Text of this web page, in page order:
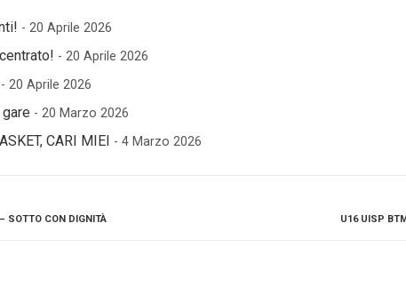
- 20 Aprile 2026
- 20 Aprile 2026
- 20 Aprile 2026
- 20 Marzo 2026
CARI MIEI - 4 Marzo 2026
SOTTO CON DIGNITÀ
U16 UISP